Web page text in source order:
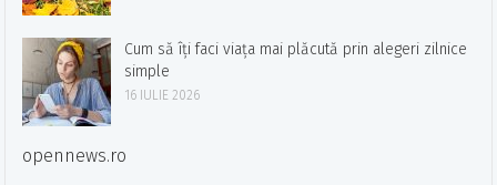
Cum să îți faci viața mai plăcută prin alegeri zilnice
simple
16 IULIE 2026
opennews.ro